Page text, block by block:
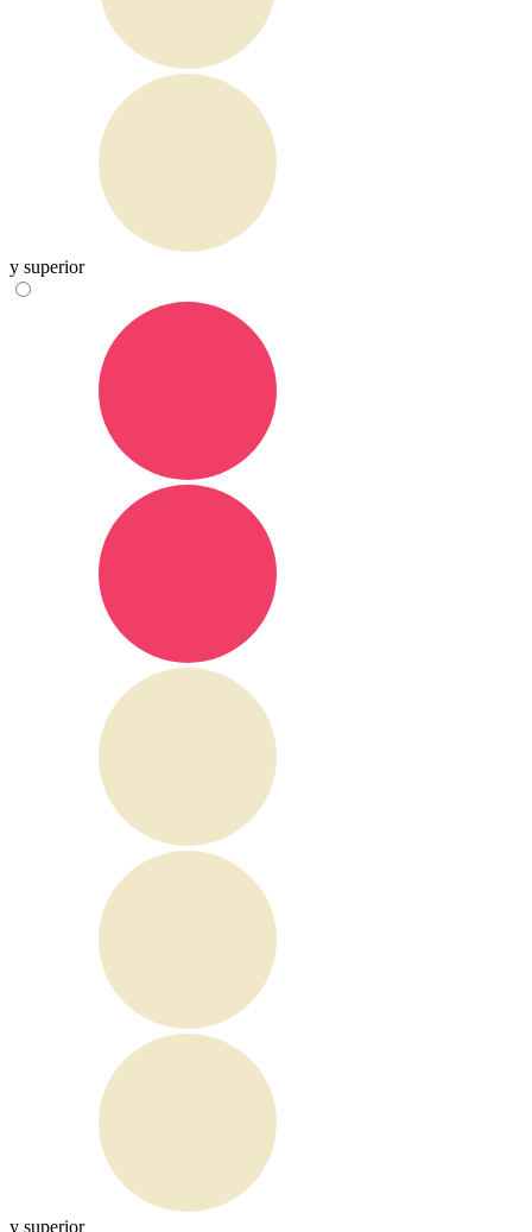
y superior
y superior